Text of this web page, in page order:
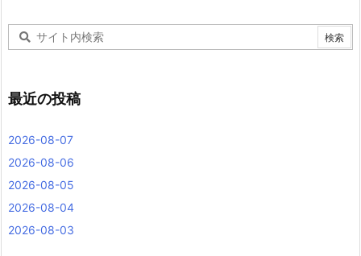
最近の投稿
2026-08-07
2026-08-06
2026-08-05
2026-08-04
2026-08-03